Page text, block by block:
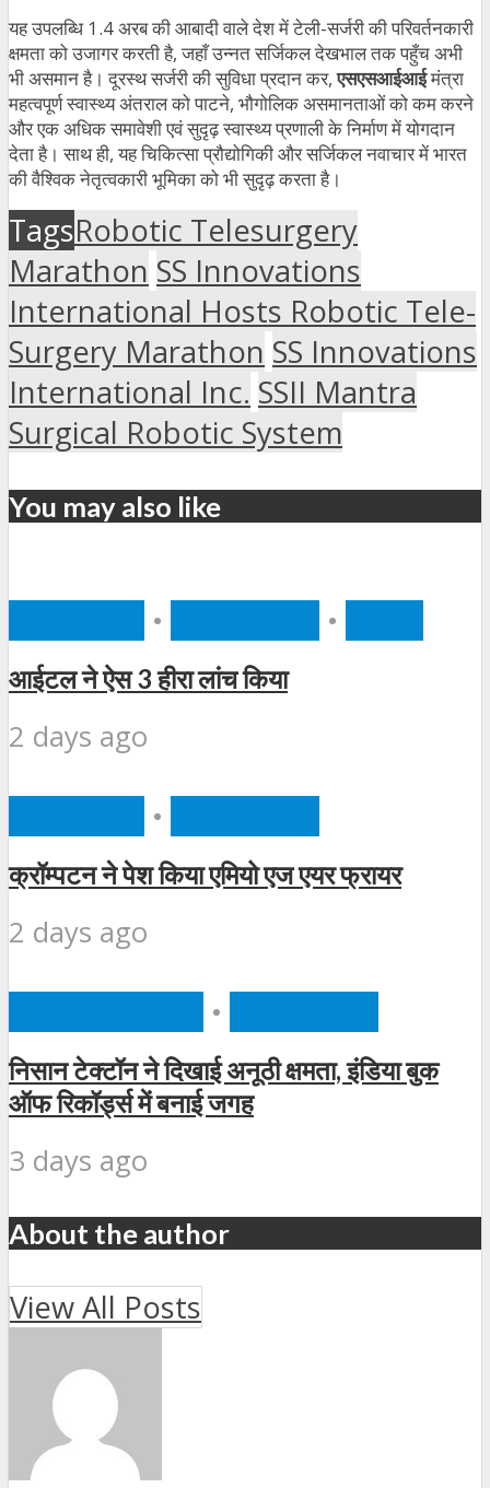
यह उपलब्धि 1.4 अरब की आबादी वाले देश में टेली-सर्जरी की परिवर्तनकारी
क्षमता को उजागर करती है, जहाँ उन्नत सर्जिकल देखभाल तक पहुँच अभी
भी असमान है। दूरस्थ सर्जरी की सुविधा प्रदान कर,एसएसआईआईमंत्रा
महत्वपूर्ण स्वास्थ्य अंतराल को पाटने, भौगोलिक असमानताओं को कम करने
और एक अधिक समावेशी एवं सुदृढ़ स्वास्थ्य प्रणाली के निर्माण में योगदान
देता है। साथ ही, यह चिकित्सा प्रौद्योगिकी और सर्जिकल नवाचार में भारत
की वैश्विक नेतृत्वकारी भूमिका को भी सुदृढ़ करता है।
TagsRobotic Telesurgery
Marathon SS Innovations
International Hosts Robotic Tele-
Surgery Marathon SS Innovations
International Inc. SSII Mantra
Surgical Robotic System
You may also like
• •
आईटल ने ऐस 3 हीरा लांच किया
2 days ago
•
क्रॉम्पटन ने पेश किया एमियो एज एयर फ्रायर
2 days ago
•
निसान टेक्टॉन ने दिखाई अनूठी क्षमता, इंडिया बुक
ऑफ रिकॉर्ड्स में बनाई जगह
3 days ago
About the author
View All Posts